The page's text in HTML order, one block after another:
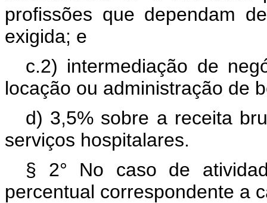
profissões que dependam
exigida; e
c.2) intermediação de
locação ou administração de
d) 3,5% sobre a receita
serviços hospitalares.
§ 2° No caso de
percentual correspondente a